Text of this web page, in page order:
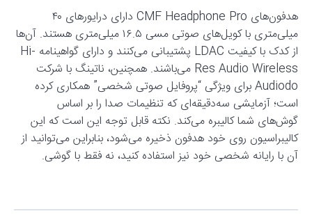
هدفون‌های CMF Headphone Pro دارای درایورهای ۴۰
میلی‌متری با کویل‌های صوتی مسی ۱۶.۵ میلی‌متری هستند. آن‌ها
از کدک با کیفیت LDAC پشتیبانی می‌کنند و دارای گواهینامه Hi-
Res Audio Wireless می‌باشند. همچنین، ناتینگ با شرکت
Audiodo برای ویژگی “پروفایل صوتی شخصی” همکاری کرده
است؛ آزمایشی سه‌دقیقه‌ای که تنظیمات صدا را بر اساس
گوش‌های شما کالیبره می‌کند. نکته قابل توجه این است که این
کالیبراسیون روی خود هدفون ذخیره می‌شود، بنابراین می‌توانید از
آن با رایانه شخصی خود نیز استفاده کنید، نه فقط با گوشی.